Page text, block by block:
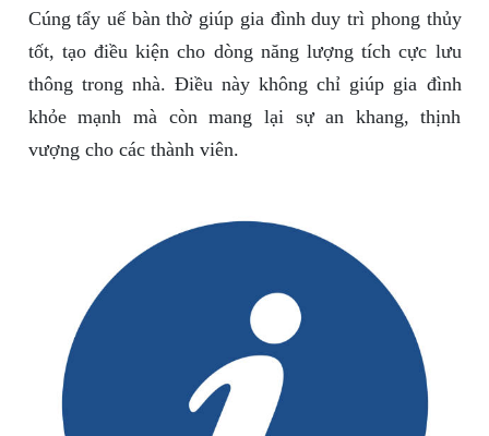
Cúng tẩy uế bàn thờ giúp gia đình duy trì phong thủy
tốt, tạo điều kiện cho dòng năng lượng tích cực lưu
thông trong nhà. Điều này không chỉ giúp gia đình
khỏe mạnh mà còn mang lại sự an khang, thịnh
vượng cho các thành viên.